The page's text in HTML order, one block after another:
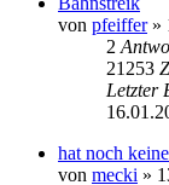
von pfeiffer»
2
21253
Letzter
hat noch
von mecki »